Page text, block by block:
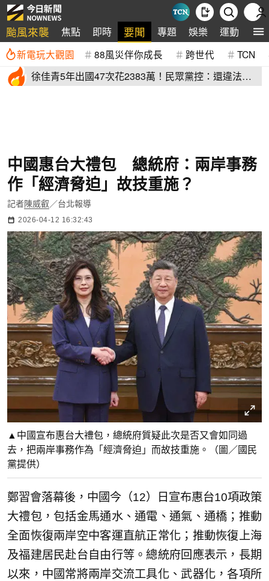
颱風來襲 焦點 即時 要聞 專題 娛樂 運動 全
新電玩大觀園 88風災伴你成長 跨世代 TCN
徐佳青5年出國47次花2383萬！民眾黨控：還違法帶
中國惠台大禮包 總統府：兩岸事務
作「經濟脅迫」故技重施？
記者陳威叡 ／台北報導
2026-04-12 16:32:43
▲中國宣布惠台大禮包，總統府質疑此次是否又會如同過
去，把兩岸事務作為「經濟脅迫」而故技重施。（圖／國民
黨提供）
鄭習會落幕後，中國今（12）日宣布惠台10項政策
大禮包，包括金馬通水、通電、通氣、通橋；推動
全面恢復兩岸空中客運直航正常化；推動恢復上海
及福建居民赴台自由行等。總統府回應表示，長期
以來，中國常將兩岸交流工具化、武器化，各項所